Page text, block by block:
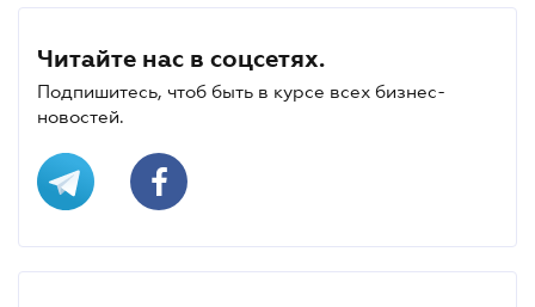
Читайте нас в соцсетях.
Подпишитесь, чтоб быть в курсе всех бизнес-
новостей.